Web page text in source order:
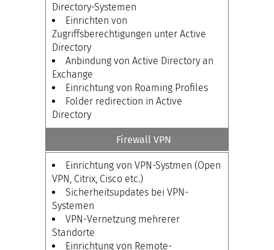
Directory-Systemen
Einrichten von
Zugriffsberechtigungen unter Active
Directory
Anbindung von Active Directory an
Exchange
Einrichtung von Roaming Profiles
Folder redirection in Active
Directory
Firewall VPN
Einrichtung von VPN-Systmen (Open
VPN, Citrix, Cisco etc.)
Sicherheitsupdates bei VPN-
Systemen
VPN-Vernetzung mehrerer
Standorte
Einrichtung von Remote-